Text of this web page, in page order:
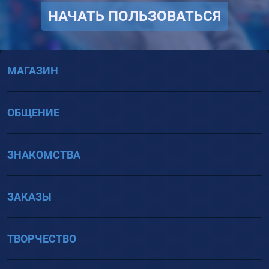
НАЧАТЬ ПОЛЬЗОВАТЬСЯ
МАГАЗИН
ОБЩЕНИЕ
ЗНАКОМСТВА
ЗАКАЗЫ
ТВОРЧЕСТВО